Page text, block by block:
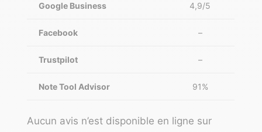
Google Business 4,9/5
Facebook –
Trustpilot –
Note Tool Advisor 91%
Aucun avis n’est disponible en ligne sur